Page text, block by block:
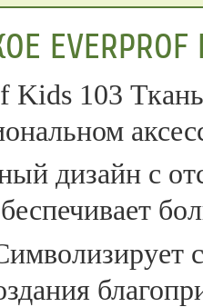
Kids 103
дизайн с